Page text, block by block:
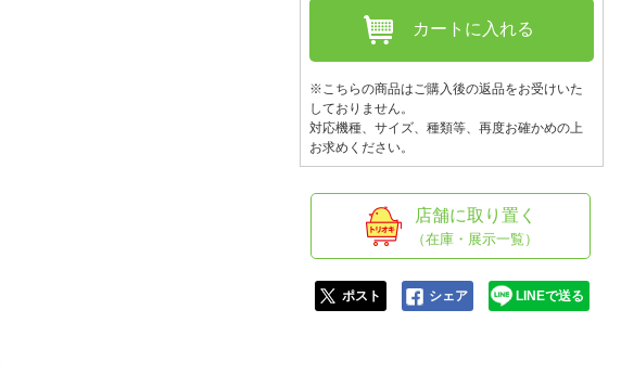
カートに入れる
※こちらの商品はご購入後の返品をお受けいた
しておりません。
対応機種、サイズ、種類等、再度お確かめの上
お求めください。
店舗に取り置く
（在庫・展示一覧）
ポスト シェア LINEで送る